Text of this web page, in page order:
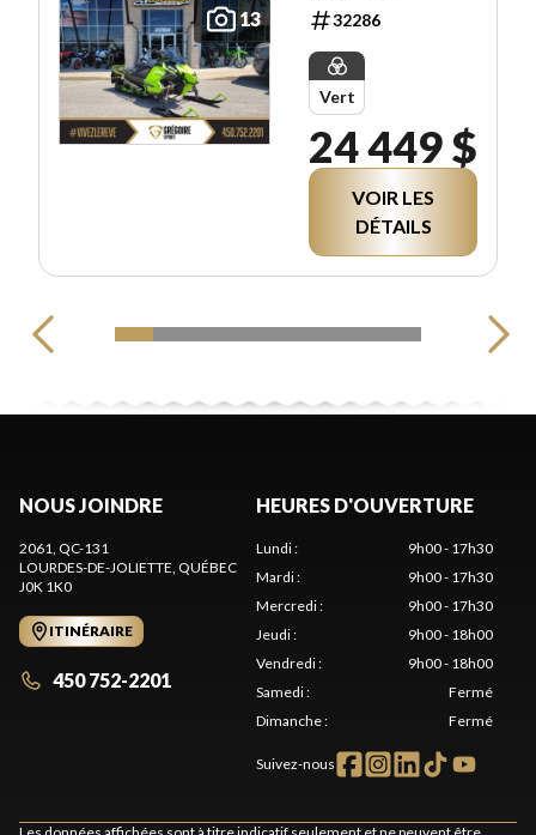
13 32286
Vert
24 449 $
VOIR LES
DÉTAILS
NOUS JOINDRE
2061, QC-131
LOURDES-DE-JOLIETTE , QUÉBEC
J0K 1K0
ITINÉRAIRE
450 752-2201
HEURES D'OUVERTURE
Lundi:
9h00 - 17h30
Mardi:
9h00 - 17h30
Mercredi:
9h00 - 17h30
Jeudi:
9h00 - 18h00
Vendredi:
9h00 - 18h00
Samedi:
Fermé
Dimanche: Fermé
Suivez-nous